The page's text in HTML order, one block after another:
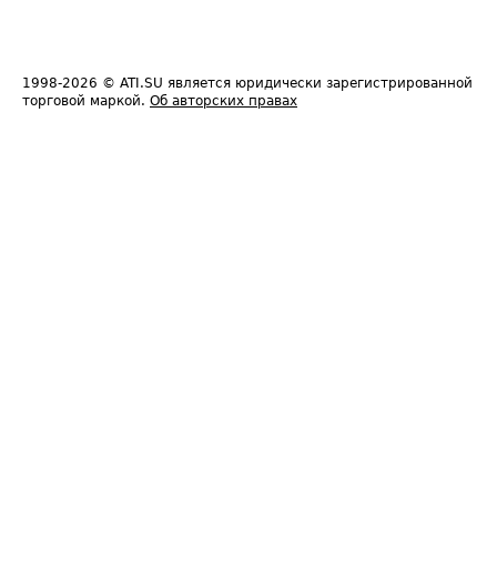
1998-2026 © ATI.SU является юридически зарегистрированной
торговой маркой. Об авторских правах